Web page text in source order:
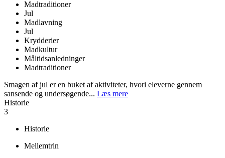
Madtraditioner
Jul
Madlavning
Jul
Krydderier
Madkultur
Måltidsanledninger
Madtraditioner
Smagen af jul er en buket af aktiviteter, hvori eleverne gennem
sansende og undersøgende... Læs mere
Historie
3
Historie
Mellemtrin